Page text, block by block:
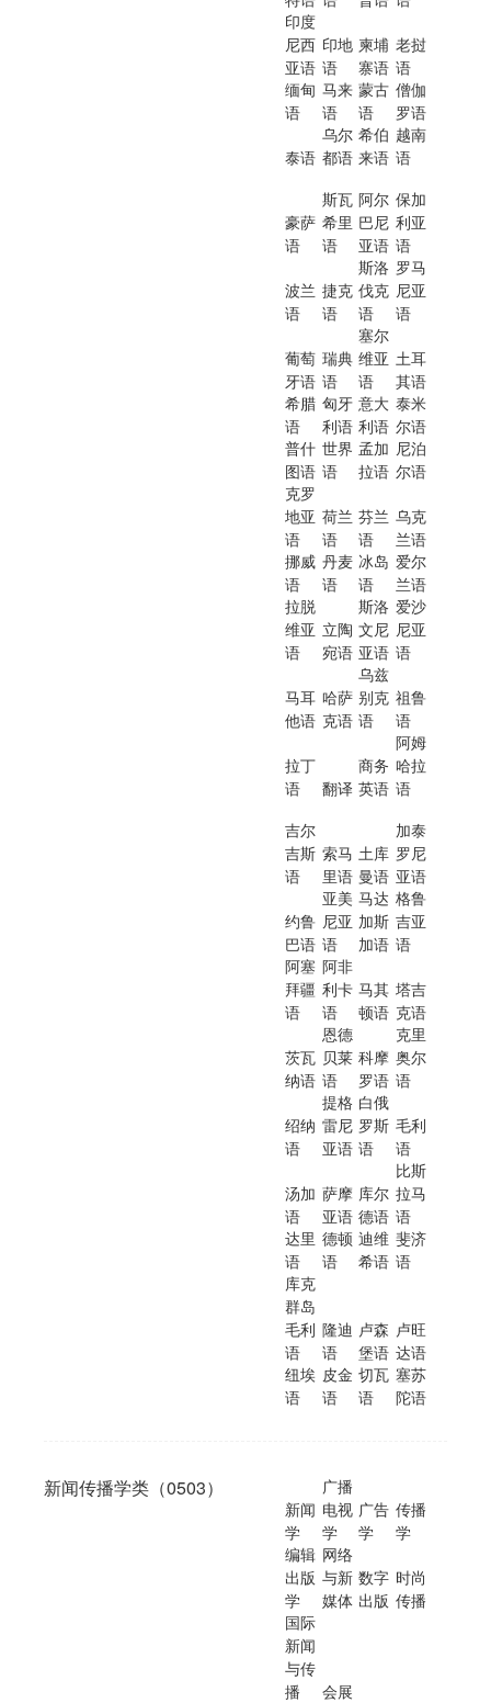
印度
尼西
亚语
印地
语
柬埔
寨语
老挝
语
缅甸
语
马来
语
蒙古
语
僧伽
罗语
泰语
乌尔
都语
希伯
来语
越南
语
豪萨
语
斯瓦
希里
语
阿尔
巴尼
亚语
保加
利亚
语
波兰
语
捷克
语
斯洛
伐克
语
罗马
尼亚
语
葡萄
牙语
瑞典
语
塞尔
维亚
语
土耳
其语
希腊
语
匈牙
利语
意大
利语
泰米
尔语
普什
图语
世界
语
孟加
拉语
尼泊
尔语
克罗
地亚
语
荷兰
语
芬兰
语
乌克
兰语
挪威
语
丹麦
语
冰岛
语
爱尔
兰语
拉脱
维亚
语
立陶
宛语
斯洛
文尼
亚语
爱沙
尼亚
语
马耳
他语
哈萨
克语
乌兹
别克
语
祖鲁
语
拉丁
语
翻译
商务
英语
阿姆
哈拉
语
吉尔
吉斯
语
索马
里语
土库
曼语
加泰
罗尼
亚语
约鲁
巴语
亚美
尼亚
语
马达
加斯
加语
格鲁
吉亚
语
阿塞
拜疆
语
阿非
利卡
语
马其
顿语
塔吉
克语
茨瓦
纳语
恩德
贝莱
语
科摩
罗语
克里
奥尔
语
绍纳
语
提格
雷尼
亚语
白俄
罗斯
语
毛利
语
汤加
语
萨摩
亚语
库尔
德语
比斯
拉马
语
达里
语
德顿
语
迪维
希语
斐济
语
库克
群岛
毛利
语
隆迪
语
卢森
堡语
卢旺
达语
纽埃
语
皮金
语
切瓦
语
塞苏
陀语
新闻传播学类（0503）
新闻
学
广播
电视
学
广告
学
传播
学
编辑
出版
学
网络
与新
媒体
数字
出版
时尚
传播
国际
新闻
与传
播
会展